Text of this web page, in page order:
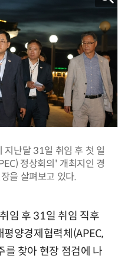
지난달 31일 취임 후 첫 일
정상회의' 개최지인 경
을 살펴보고 있다.
임 후 31일 취임 직후
양경제협력체(APEC,
를 찾아 현장 점검에 나